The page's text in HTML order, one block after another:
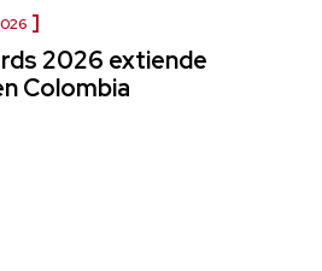
2026 extiende
Colombia